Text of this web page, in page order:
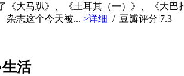
《大马趴》、《土耳其（一）》、《
杂志这个今天被... >详细 / 豆瓣评分 7.3
活